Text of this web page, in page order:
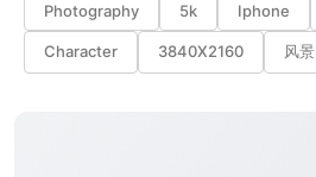
Photography 5k Iphone
Character 3840X2160 风景
发布
未知设备
在主题许可下可免费使用